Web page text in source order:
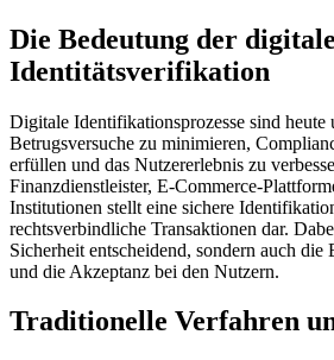
Die Bedeutung der
Identitätsverifikation
Digitale Identifikationsprozesse sind heute
Betrugsversuche zu minimieren,
erfüllen und das Nutzererlebnis zu
Finanzdienstleister, E-Commerce-
Institutionen stellt eine sichere
rechtsverbindliche Transaktionen dar.
Sicherheit entscheidend, sondern auch
und die Akzeptanz bei den Nutzern.
Traditionelle Verfahren